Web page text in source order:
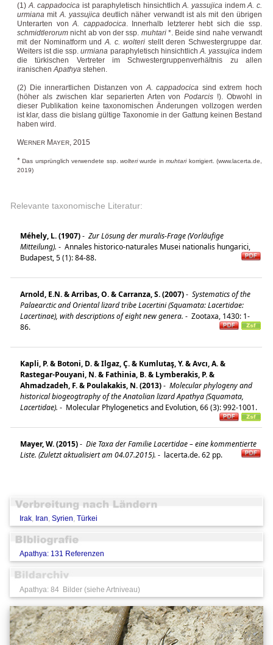
(1) A. cappadocica ist paraphyletisch hinsichtlichA. yassujicaindemA. c.
urmiana mitA. yassujicadeutlich näher verwandt ist als mit den übrigen
Unterarten vonA. cappadocica. Innerhalb letzterer hebt sich die ssp.
schmidtlerorum nicht ab von der ssp. muhtari *. Beide sind nahe verwandt
mit der Nominatform undA. c. wolteristellt deren Schwestergruppe dar.
Weiters ist die ssp.urmiana paraphyletisch hinsichtlichA. yassujicaindem
die türkischen Vertreter im Schwestergruppenverhältnis zu allen
iranischenApathya stehen.
(2) Die innerartlichen Distanzen vonA. cappadocica sind extrem hoch
(höher als zwischen klar separierten Arten vonPodarcis !). Obwohl in
dieser Publikation keine taxonomischen Änderungen vollzogen werden
ist klar, dass die bislang gültige Taxonomie in der Gattung keinen Bestand
haben wird.
WERNER MAYER, 2015
* Das ursprünglich verwendete ssp. wolteriwurde inmuhtarikorrigiert. (www.lacerta.de,
2019)
Relevante taxonomische Literatur:
Méhely, L. (1907)- Zur Lösung der muralis-Frage (Vorläufige
Mitteilung). - Annales historico-naturales Musei nationalis hungarici,
Budapest, 5 (1): 84-88.
Arnold, E.N. & Arribas, O. & Carranza, S. (2007)- Systematics of the
Palaearctic and Oriental lizard tribe Lacertini (Squamata: Lacertidae:
Lacertinae), with descriptions of eight new genera. - Zootaxa, 1430: 1-
86.
Kapli, P. & Botoni, D. & Ilgaz, Ç. & Kumlutaş, Y. & Avcı, A. &
Rastegar-Pouyani, N. & Fathinia, B. & Lymberakis, P. &
Ahmadzadeh, F. & Poulakakis, N. (2013)- Molecular phylogeny and
historical biogeogtraphy of the Anatolian lizard Apathya (Squamata,
Lacertidae). - Molecular Phylogenetics and Evolution, 66 (3): 992-1001.
Mayer, W. (2015)- Die Taxa der Familie Lacertidae – eine kommentierte
Liste. (Zuletzt aktualisiert am 04.07.2015). - lacerta.de. 62 pp.
Irak, Iran, Syrien, Türkei
Apathya: 131 Referenzen
Apathya: 84 Bilder (siehe Artniveau)